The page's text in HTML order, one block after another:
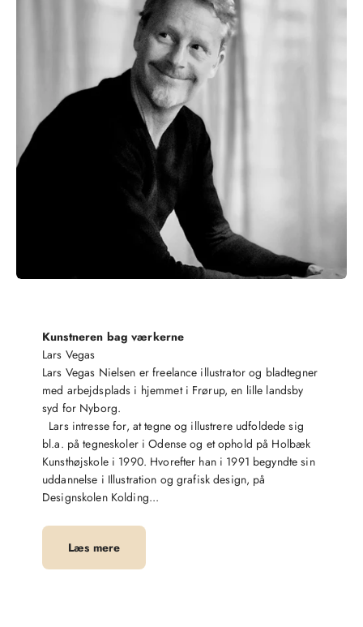
Kunstneren bag værkerne
Lars Vegas
Lars Vegas Nielsen er freelance illustrator og bladtegner
med arbejdsplads i hjemmet i Frørup, en lille landsby
syd for Nyborg.
Lars intresse for, at tegne og illustrere udfoldede sig
bl.a. på tegneskoler i Odense og et ophold på Holbæk
Kunsthøjskole i 1990. Hvorefter han i 1991 begyndte sin
uddannelse i Illustration og grafisk design, på
Designskolen Kolding...
Læs mere